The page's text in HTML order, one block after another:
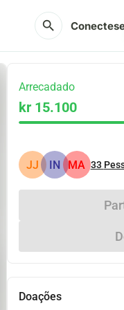
search
Arrecadado
kr 15.100
JJ IN MA 33
Doações